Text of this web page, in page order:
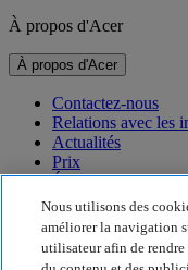
À propos d'Acer
À propos d'Acer
Contactez-nous
Relations avec les
Actualités
Prix
Événements
Développement durable
Développement durable
Nous utilisons des
améliorer la navigation
utilisateur afin de